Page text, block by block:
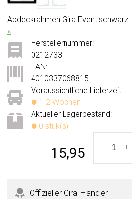
Abdeckrahmen Gira Event schwarz...
»
Voraussichtliche Lieferzeit:
1-2 Wochen
Aktueller Lagerbestand:
0 stuk(s)
Herstellernummer:
0212733
EAN:
4010337068815
15,95 +
-
Offizieller Gira-Händler